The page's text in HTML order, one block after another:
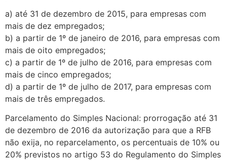
a) até 31 de dezembro de 2015, para empresas com
mais de dez empregados;
b) a partir de 1º de janeiro de 2016, para empresas com
mais de oito empregados;
c) a partir de 1º de julho de 2016, para empresas com
mais de cinco empregados;
d) a partir de 1º de julho de 2017, para empresas com
mais de três empregados.
Parcelamento do Simples Nacional: prorrogação até 31
de dezembro de 2016 da autorização para que a RFB
não exija, no reparcelamento, os percentuais de 10% ou
20% previstos no artigo 53 do Regulamento do Simples